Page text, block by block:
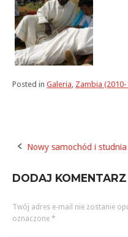
Posted in Galeria Zambia (2010-
Post
navigation
Nowy samochód i studnia
DODAJ KOMENTARZ
Twój adres e-mail nie zostanie
oznaczone *